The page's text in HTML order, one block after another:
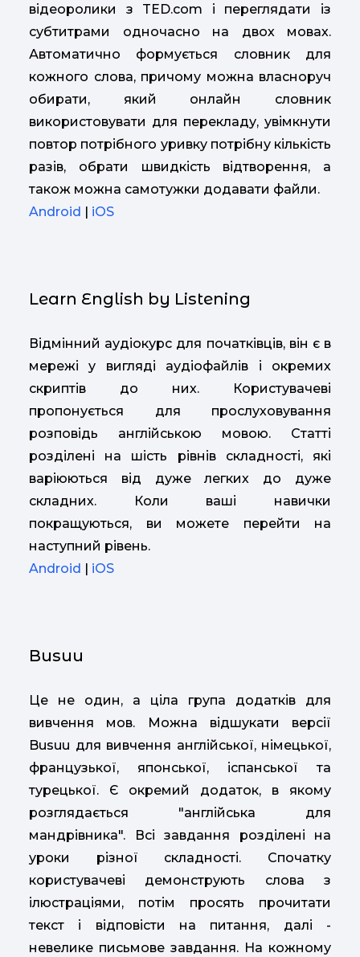
відеоролики з TED.com і переглядати із
субтитрами одночасно на двох мовах.
Автоматично формується словник для
кожного слова, причому можна власноруч
обирати, який онлайн словник
використовувати для перекладу, увімкнути
повтор потрібного уривку потрібну кількість
разів, обрати швидкість відтворення, а
також можна самотужки додавати файли.
Android | iOS
Learn English by Listening
Відмінний аудіокурс для початківців, він є в
мережі у вигляді аудіофайлів і окремих
скриптів до них. Користувачеві
пропонується для прослуховування
розповідь англійською мовою. Статті
розділені на шість рівнів складності, які
варіюються від дуже легких до дуже
складних. Коли ваші навички
покращуються, ви можете перейти на
наступний рівень.
Android | iOS
Busuu
Це не один, а ціла група додатків для
вивчення мов. Можна відшукати версії
Busuu для вивчення англійської, німецької,
французької, японської, іспанської та
турецької. Є окремий додаток, в якому
розглядається "англійська для
мандрівника". Всі завдання розділені на
уроки різної складності. Спочатку
користувачеві демонструють слова з
ілюстраціями, потім просять прочитати
текст і відповісти на питання, далі -
невелике письмове завдання. На кожному